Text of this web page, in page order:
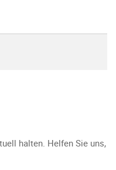
halten. Helfen Sie uns,